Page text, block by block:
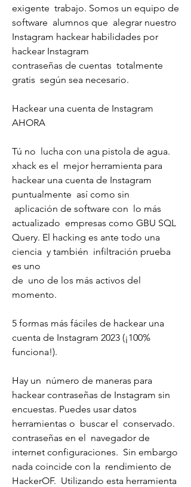
exigente  trabajo. Somos un equipo de
software  alumnos que  alegrar nuestro
Instagram hackear habilidades por
hackear Instagram
contraseñas de cuentas  totalmente
gratis  según sea necesario.
Hackear una cuenta de Instagram
AHORA
Tú no  lucha con una pistola de agua.
xhack es el  mejor herramienta para
hackear una cuenta de Instagram
puntualmente  así como sin
actualizado  empresas como GBU SQL
Query. El hacking es ante todo una
ciencia  y también  infiltración prueba
es uno
de  uno de los más activos del
momento.
5 formas más fáciles de hackear una
cuenta de Instagram 2023 (¡100%
funciona!).
Hay un  número de maneras para
hackear contraseñas de Instagram sin
encuestas. Puedes usar datos
herramientas o  buscar el  conservado.
contraseñas en el  navegador de
internet configuraciones.  Sin embargo
nada coincide con la  rendimiento de
HackerOF.  Utilizando esta herramienta